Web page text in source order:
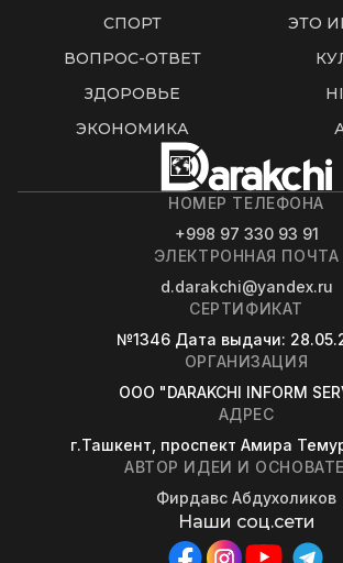
СПОРТ
ЭТО
ВОПРОС-ОТВЕТ
ЗДОРОВЬЕ
ЭКОНОМИКА
НОМЕР ТЕЛЕФОНА
+998 97 330 93 91
ЭЛЕКТРОННАЯ ПОЧТА
d.darakchi@yandex.ru
СЕРТИФИКАТ
№1346 Дата выдачи:
ОРГАНИЗАЦИЯ
OOO "DARAKCHI INFORM
АДРЕС
г.Ташкент, проспект Амира
АВТОР ИДЕИ И
Фирдавс Абдухоликов
Наши соц.сети